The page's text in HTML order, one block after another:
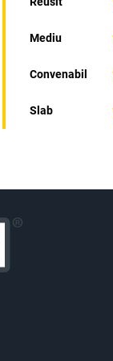
Mediu
Convenabil
Slab